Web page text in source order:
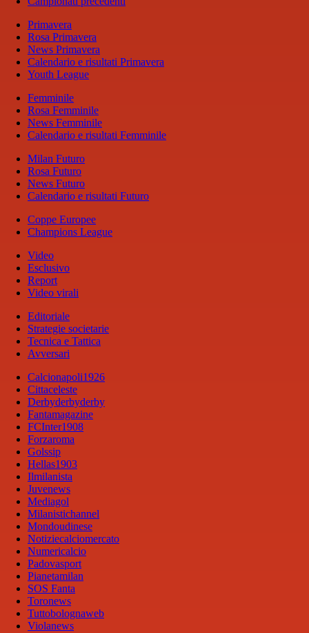
Primavera
Rosa Primavera
News Primavera
Calendario e risultati Primavera
Youth League
Femminile
Rosa Femminile
News Femminile
Calendario e risultati Femminile
Milan Futuro
Rosa Futuro
News Futuro
Calendario e risultati Futuro
Coppe Europee
Champions League
Video
Esclusivo
Report
Video virali
Editoriale
Strategie societarie
Tecnica e Tattica
Avversari
Calcionapoli1926
Cittaceleste
Derbyderbyderby
Fantamagazine
FCInter1908
Forzaroma
Golssip
Hellas1903
Ilmilanista
Juvenews
Mediagol
Milanistichannel
Mondoudinese
Notiziecalciomercato
Numericalcio
Padovasport
Pianetamilan
SOS Fanta
Toronews
Tuttobolognaweb
Violanews